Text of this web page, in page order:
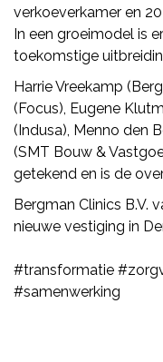
verkoeverkamer en
In een groeimodel is
toekomstige
Harrie Vreekamp
(Focus), Eugene
(Indusa), Menno den
(SMT Bouw &
getekend en is de
Bergman Clinics B.V.
nieuwe vestiging in
#transformatie
#samenwerking